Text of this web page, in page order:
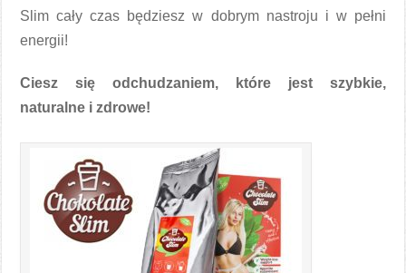
Slim cały czas będziesz w dobrym nastroju i w pełni
energii!
Ciesz się odchudzaniem, które jest szybkie,
naturalne i zdrowe!